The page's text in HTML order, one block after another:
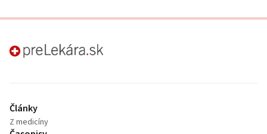
preLekára.sk
Články
Z medicíny